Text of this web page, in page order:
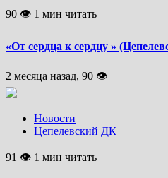
90 👁 1 мин читать
«От сердца к сердцу »
2 месяца назад, 90 👁
Новости
Цепелевский ДК
91 👁 1 мин читать